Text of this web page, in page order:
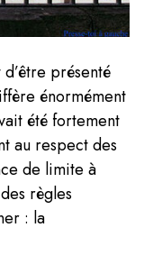
présenté
énormément
été fortement
au respect des
de limite à
règles
: la